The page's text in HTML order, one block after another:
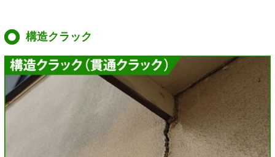
構造クラック